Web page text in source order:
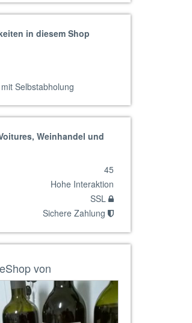
in diesem Shop
Selbstabholung
Weinhandel und
45
Hohe Interaktion
SSL
Sichere Zahlung
von